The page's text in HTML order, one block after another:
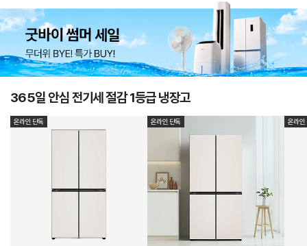
365일 안심 전기세 절감 1등급 냉장고
온라인 단독 온라인 단독 온라인